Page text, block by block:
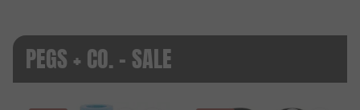
PEGS + CO. - SALE